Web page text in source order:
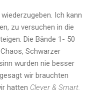
Ich kann
zu versuchen in die
Die Bände 1- 50
Schwarzer
wurden nie besser
wir brauchten
hatten Clever & Smart.